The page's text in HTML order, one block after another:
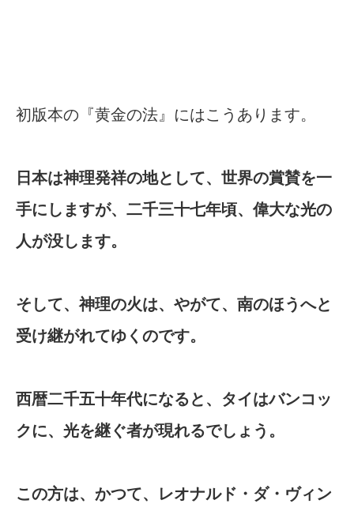
初版本の『黄金の法』にはこうあります。
日本は神理発祥の地として、世界の賞賛を一
手にしますが、二千三十七年頃、偉大な光の
人が没します。
そして、神理の火は、やがて、南のほうへと
受け継がれてゆくのです。
西暦二千五十年代になると、タイはバンコッ
クに、光を継ぐ者が現れるでしょう。
この方は、かつて、レオナルド・ダ・ヴィン